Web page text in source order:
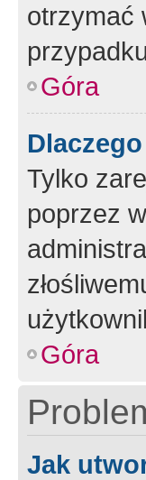
otrzymać
Góra
Tylko
poprzez
Góra
Jak